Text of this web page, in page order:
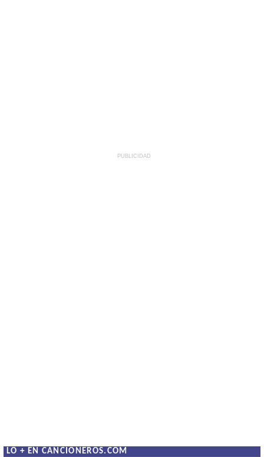
PUBLICIDAD
LO + EN CANCIONEROS.COM